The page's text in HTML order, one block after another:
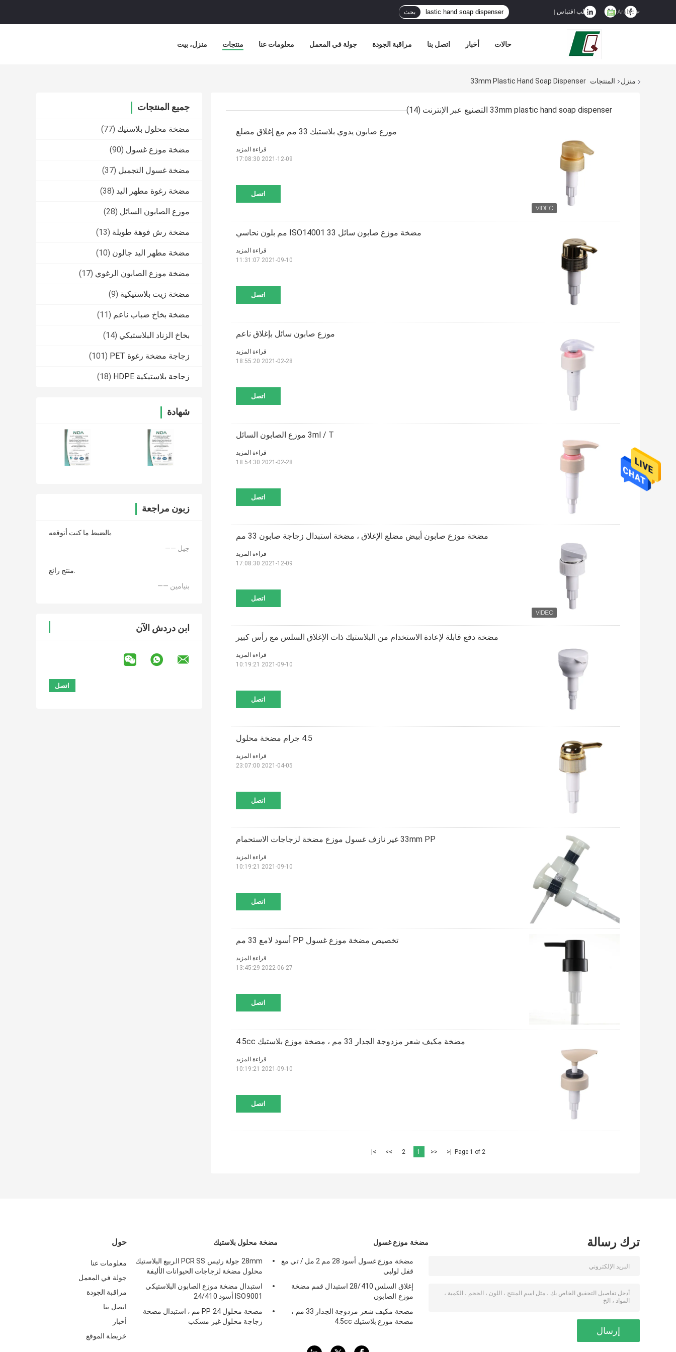
Arabic طلب اقتباس بحث
منزل، بيت منتجات معلومات عنا جولة في المعمل مراقبة الجودة اتصل بنا أخبار حالات
منزل المنتجات 33mm Plastic Hand Soap Dispenser
جميع المنتجات
مضخة محلول بلاستيك (77)
مضخة موزع غسول (90)
مضخة غسول التجميل (37)
مضخة رغوة مطهر اليد (38)
موزع الصابون السائل (28)
مضخة رش فوهة طويلة (13)
مضخة مطهر اليد جالون (10)
مضخة موزع الصابون الرغوي (17)
مضخة زيت بلاستيكية (9)
مضخة بخاخ ضباب ناعم (11)
بخاخ الزناد البلاستيكي (14)
زجاجة مضخة رغوة PET (101)
زجاجة بلاستيكية HDPE (18)
شهادة
زبون مراجعة
بالضبط ما كنت أتوقعه.
—— جيل
منتج رائع.
—— بنيامين
ابن دردش الآن
33mm plastic hand soap dispenser التصنيع عبر الإنترنت (14)
موزع صابون يدوي بلاستيك 33 مم مع إغلاق مضلع
اتصل
قراءة المزيد
2021-12-09 17:08:30
مضخة موزع صابون سائل ISO14001 33 مم بلون نحاسي
اتصل
قراءة المزيد
2021-09-10 11:31:07
موزع صابون سائل بإغلاق ناعم
اتصل
قراءة المزيد
2021-02-28 18:55:20
3ml / T موزع الصابون السائل
اتصل
قراءة المزيد
2021-02-28 18:54:30
مضخة موزع صابون أبيض مضلع الإغلاق ، مضخة استبدال زجاجة صابون 33 مم
اتصل
قراءة المزيد
2021-12-09 17:08:30
مضخة دفع قابلة لإعادة الاستخدام من البلاستيك ذات الإغلاق السلس مع رأس كبير
اتصل
قراءة المزيد
2021-09-10 10:19:21
4.5 جرام مضخة محلول
اتصل
قراءة المزيد
2021-04-05 23:07:00
33mm PP غير نازف غسول موزع مضخة لزجاجات الاستحمام
اتصل
قراءة المزيد
2021-09-10 10:19:21
تخصيص مضخة موزع غسول PP أسود لامع 33 مم
اتصل
قراءة المزيد
2022-06-27 13:45:29
مضخة مكيف شعر مزدوجة الجدار 33 مم ، مضخة موزع بلاستيك 4.5cc
اتصل
قراءة المزيد
2021-09-10 10:19:21
Page 1 of 2
|<
<<
1
2
>>
>|
حول
معلومات عنا
جولة في المعمل
مراقبة الجودة
اتصل بنا
أخبار
خريطة الموقع
مضخة محلول بلاستيك
28mm جولة رئيس PCR SS الربيع البلاستيك
محلول مضخة لزجاجات الحيوانات الأليفة
استبدال مضخة موزع الصابون البلاستيكي
ISO9001 أسود 24/410
مضخة محلول PP 24 مم ، استبدال مضخة
زجاجة محلول غير مسكب
مضخة موزع غسول
مضخة موزع غسول أسود 28 مم 2 مل / تي مع
قفل لولبي
إغلاق السلس 28/410 استبدال قمم مضخة
موزع الصابون
مضخة مكيف شعر مزدوجة الجدار 33 مم ،
مضخة موزع بلاستيك 4.5cc
ترك رسالة